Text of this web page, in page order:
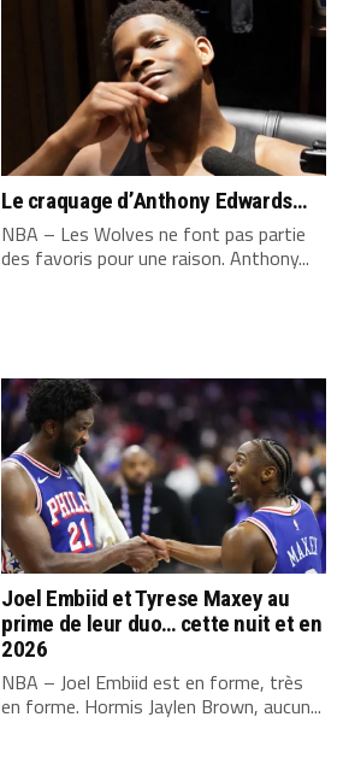
Le craquage d’Anthony Edwards…
NBA – Les Wolves ne font pas partie
des favoris pour une raison. Anthony...
Joel Embiid et Tyrese Maxey au
prime de leur duo… cette nuit et en
2026
NBA – Joel Embiid est en forme, très
en forme. Hormis Jaylen Brown, aucun...